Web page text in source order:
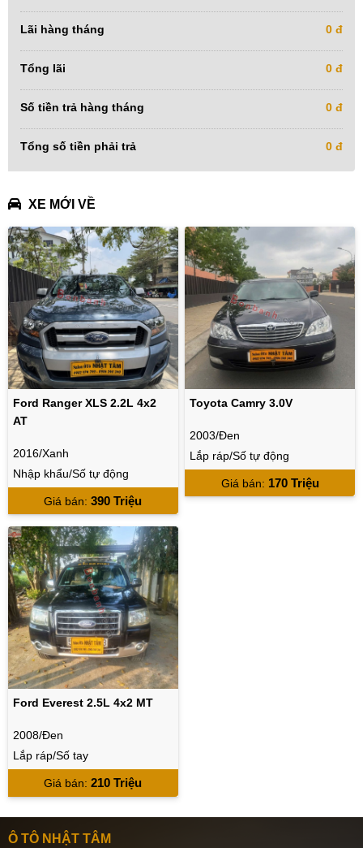
Lãi hàng tháng 0 đ
Tổng lãi 0 đ
Số tiền trả hàng tháng 0 đ
Tổng số tiền phải trả 0 đ
XE MỚI VỀ
Ford Ranger XLS 2.2L 4x2
AT
2016/Xanh
Nhập khẩu/Số tự động
Giá bán:390 Triệu
Toyota Camry 3.0V
2003/Đen
Lắp ráp/Số tự động
Giá bán: 170 Triệu
Ford Everest 2.5L 4x2 MT
2008/Đen
Lắp ráp/Số tay
Giá bán:210 Triệu
Ô TÔ NHẬT TÂM